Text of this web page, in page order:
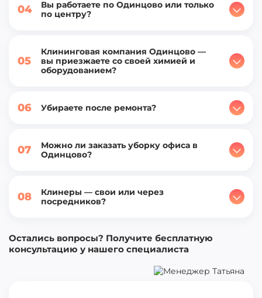
Остались вопросы? Получите бесплатную
консультацию у нашего специалиста
04
Вы работаете по Одинцово или только
по центру?
05
Клининговая компания Одинцово —
вы приезжаете со своей химией и
оборудованием?
06 Убираете после ремонта?
07
Можно ли заказать уборку офиса в
Одинцово?
08
Клинеры — свои или через
посредников?